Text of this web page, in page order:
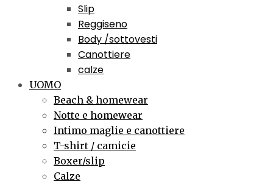
Slip
Reggiseno
Body /sottovesti
Canottiere
calze
UOMO
Beach & homewear
Notte e homewear
Intimo maglie e canottiere
T-shirt / camicie
Boxer/slip
Calze